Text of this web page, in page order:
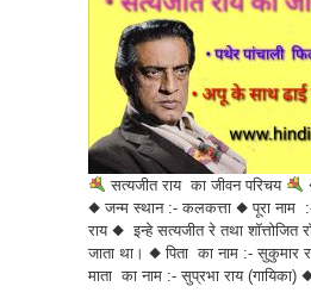
सत्यजीत राय का जीवन परिचय
◆ जन्म स्थान :- कलकत्ता ◆ पूरा नाम
राय ◆ इन्हे सत्यजीत रे तथा शॉत्तोजित
जाता था। ◆ पिता का नाम :- सुकुमार
माता का नाम :- सुप्रभा राय (गायिका)